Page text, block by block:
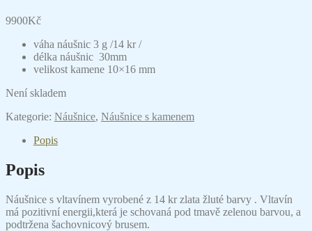
9900Kč
váha náušnic 3 g /14 kr /
délka náušnic 30mm
velikost kamene 10×16 mm
Není skladem
Kategorie: Náušnice, Náušnice s kamenem
Popis
Popis
Náušnice s vltavínem vyrobené z 14 kr zlata žluté barvy . Vltavín
má pozitivní energii,která je schovaná pod tmavě zelenou barvou, a
podtržena šachovnicový brusem.